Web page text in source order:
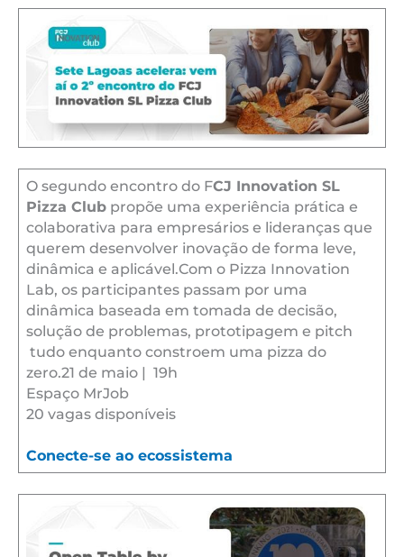
O segundo encontro do FCJ Innovation SL
Pizza Clubpropõe uma experiência prática e
colaborativa para empresários e lideranças que
querem desenvolver inovação de forma leve,
dinâmica e aplicável.Com o Pizza Innovation
Lab, os participantes passam por uma
dinâmica baseada em tomada de decisão,
solução de problemas, prototipagem e pitch
tudo enquanto constroem uma pizza do
zero.21 de maio | 19h
Espaço MrJob
20 vagas disponíveis
Conecte-se ao ecossistema